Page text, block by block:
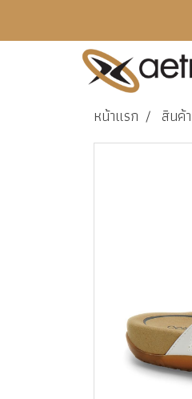
หน้าแรก สินค้